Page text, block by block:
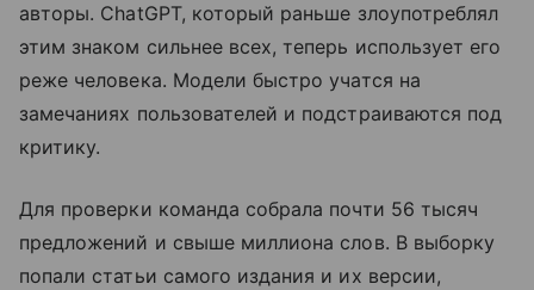
авторы. ChatGPT, который раньше злоупотреблял
этим знаком сильнее всех, теперь использует его
реже человека. Модели быстро учатся на
замечаниях пользователей и подстраиваются под
критику.
Для проверки команда собрала почти 56 тысяч
предложений и свыше миллиона слов. В выборку
попали статьи самого издания и их версии,